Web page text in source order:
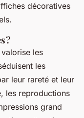
décoratives
?
valorise les
les
leur rareté et leur
les reproductions
grand